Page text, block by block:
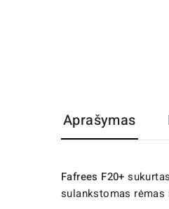
Aprašymas
Fafrees F20+
sulankstomas